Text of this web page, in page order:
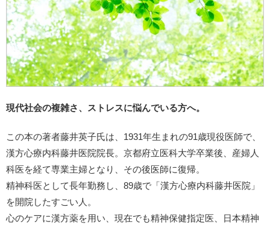
現代社会の複雑さ、ストレスに悩んでいる方へ。
この本の著者藤井英子氏は、1931年生まれの91歳現役医師で、
漢方心療内科藤井医院院長。京都府立医科大学卒業後、産婦人
科医を経て専業主婦となり、その後医師に復帰。
精神科医として長年勤務し、89歳で「漢方心療内科藤井医院」
を開院したすごい人。
心のケアに漢方薬を用い、現在でも精神保健指定医、日本精神